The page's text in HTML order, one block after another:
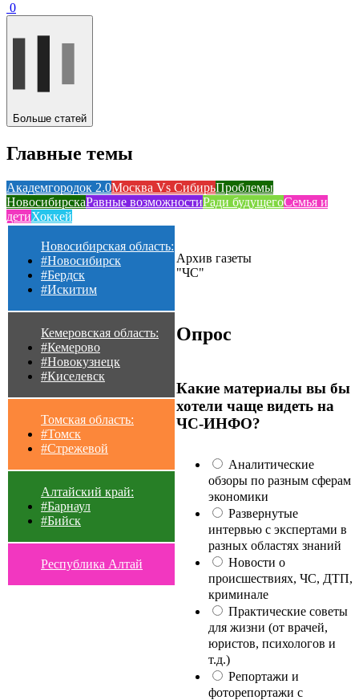
0
Больше статей
Главные темы
Академгородок 2.0Москва Vs СибирьПроблемы
НовосибирскаРавные возможностиРади будущегоСемья и
детиХоккей
Новосибирская область:
#Новосибирск
#Бердск
#Искитим
Кемеровская область:
#Кемерово
#Новокузнецк
#Киселевск
Томская область:
#Томск
#Стрежевой
Алтайский край:
#Барнаул
#Бийск
Республика Алтай
Архив газеты
"ЧС"
Опрос
Какие материалы вы бы
хотели чаще видеть на
ЧС-ИНФО?
Аналитические
обзоры по разным сферам
экономики
Развернутые
интервью с экспертами в
разных областях знаний
Новости о
происшествиях, ЧС, ДТП,
криминале
Практические советы
для жизни (от врачей,
юристов, психологов и
т.д.)
Репортажи и
фоторепортажи с